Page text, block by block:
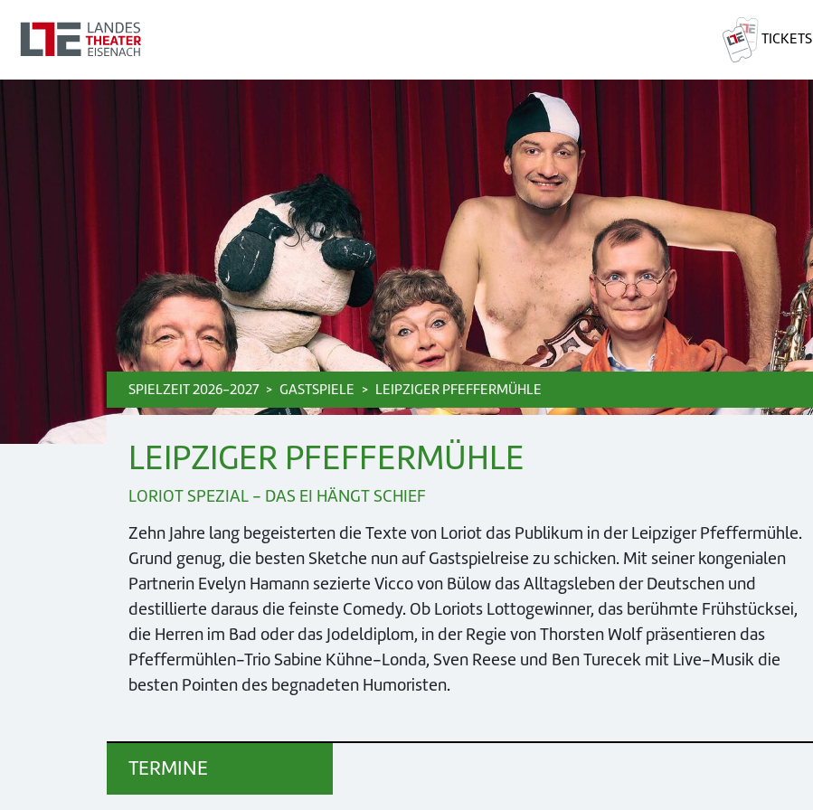
TICKETS
SPIELZEIT 2026-2027 GASTSPIELE LEIPZIGER PFEFFERMÜHLE
LEIPZIGER PFEFFERMÜHLE
LORIOT SPEZIAL - DAS EI HÄNGT SCHIEF
Zehn Jahre lang begeisterten die Texte von Loriot das Publikum in der Leipziger Pfeffermühle.
Grund genug, die besten Sketche nun auf Gastspielreise zu schicken. Mit seiner kongenialen
Partnerin Evelyn Hamann sezierte Vicco von Bülow das Alltagsleben der Deutschen und
destillierte daraus die feinste Comedy. Ob Loriots Lottogewinner, das berühmte Frühstücksei,
die Herren im Bad oder das Jodeldiplom, in der Regie von Thorsten Wolf präsentieren das
Pfeffermühlen-Trio Sabine Kühne-Londa, Sven Reese und Ben Turecek mit Live-Musik die
besten Pointen des begnadeten Humoristen.
TERMINE